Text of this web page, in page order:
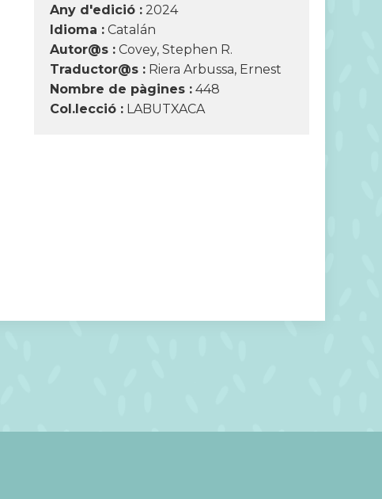
Any d'edició : 2024
Idioma : Catalán
Autor@s : Covey, Stephen R.
Traductor@s : Riera Arbussa, Ernest
Nombre de pàgines : 448
Col.lecció : LABUTXACA